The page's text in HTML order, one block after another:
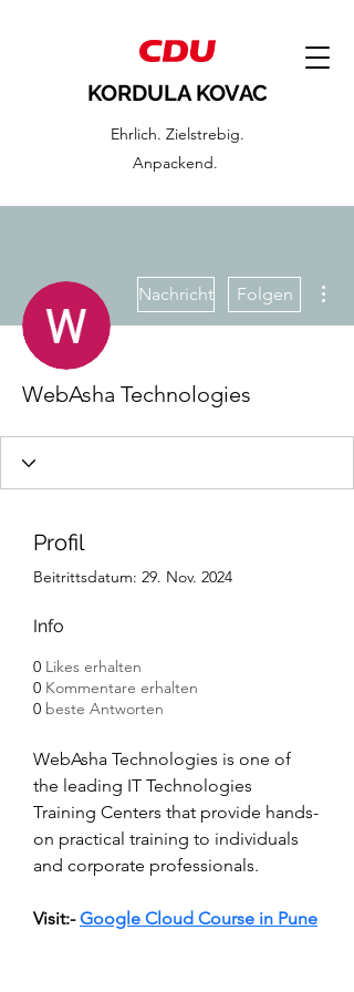
KORDULA KOVAC
Ehrlich. Zielstrebig.
Anpackend.
Nachricht Folgen
WebAsha Technologies
Profil
Beitrittsdatum: 29. Nov. 2024
Info
0 Likes erhalten
0 Kommentare erhalten
0 beste Antworten
WebAsha Technologies is one of
the leading IT Technologies
Training Centers that provide hands-
on practical training to individuals
and corporate professionals.
Visit:- Google Cloud Course in Pune